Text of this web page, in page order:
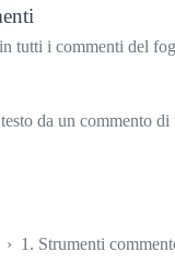
tutti i commenti del
testo da un
› 1. Strumenti